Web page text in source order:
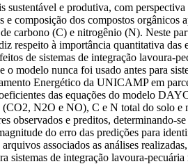
e produtiva, com
composição dos compostos orgânicos
carbono (C) e nitrogênio (N). Neste
à importância quantitativa das
de sistemas de integração lavoura-
modelo nunca foi usado antes para
Energético da UNICAMP em
das equações do modelo
N2O e NO), C e N total do solo
observados e preditos, determinando-
do erro das predições para
associados as análises
de integração lavoura-